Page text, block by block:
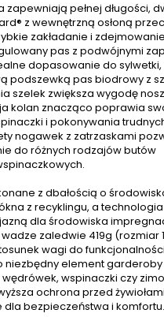
zapewniają pełnej długości,
z wewnętrzną osłoną
zakładanie i
pas z podwójnymi
dopasowanie do sylwetki,
podszewką pas biodrowy z
szelek zwiększa wygodę
kolan znacząco poprawia
i pokonywania
nogawek z zatrzaskami
do różnych rodzajów butów
z dbałością o
z recyklingu, a technologia
dla środowiska
zaledwie 419g (rozmiar
wagi do
niezbędny element garderoby
wędrówek, wspinaczki czy
ochrona przed
bezpieczeństwa i komfortu.